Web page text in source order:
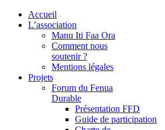
Accueil
L’association
Manu Iti Faa Ora
Comment nous
soutenir ?
Mentions légales
Projets
Forum du Fenua
Durable
Présentation FFD
Guide de participation